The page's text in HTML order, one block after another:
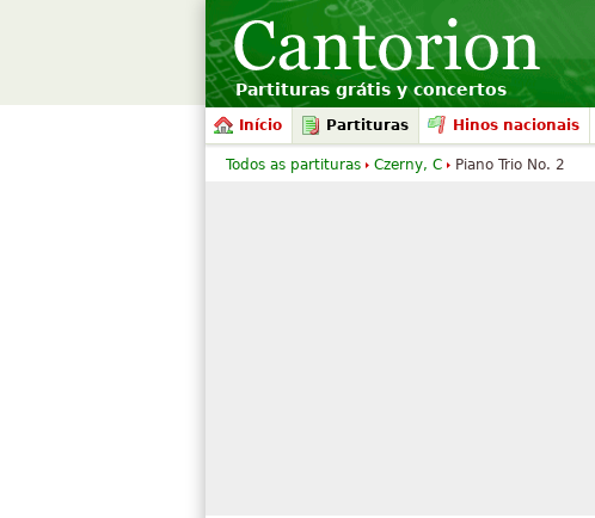
Partituras grátis y concertos
Início Partituras Hinos nacionais
Todos as partituras Czerny, C Piano Trio No. 2